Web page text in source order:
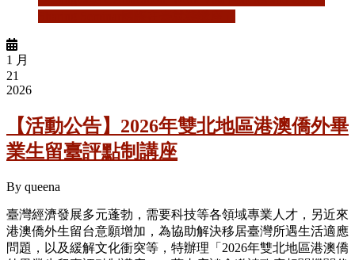
1 月
21
2026
【活動公告】2026年雙北地區港澳僑外畢
業生留臺評點制講座
By queena
臺灣經濟發展多元蓬勃，需要科技等各領域專業人才，另近來
港澳僑外生留台意願增加，為協助解決移居臺灣所遇生活適應
問題，以及緩解文化衝突等，特辦理「2026年雙北地區港澳僑